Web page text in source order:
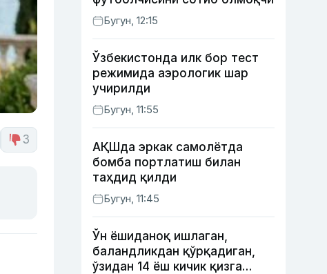
3
Бугун, 12:15
Ўзбекистонда илк бор тест
режимида аэрологик шар
учирилди
Бугун, 11:55
АҚШда эркак самолётда
бомба портлатиш билан
таҳдид қилди
Бугун, 11:45
Ўн ёшиданоқ ишлаган,
баландликдан қўрқадиган,
ўзидан 14 ёш кичик қизга